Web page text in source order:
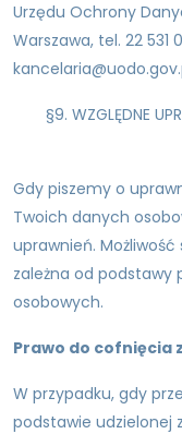
Urzędu Ochrony
Warszawa, tel. 22 531
§9. WZGLĘDNE
Gdy piszemy o
Twoich danych
uprawnień.
zależna od podstawy
osobowych.
Prawo do cofnięcia
W przypadku, gdy
podstawie udzielonej